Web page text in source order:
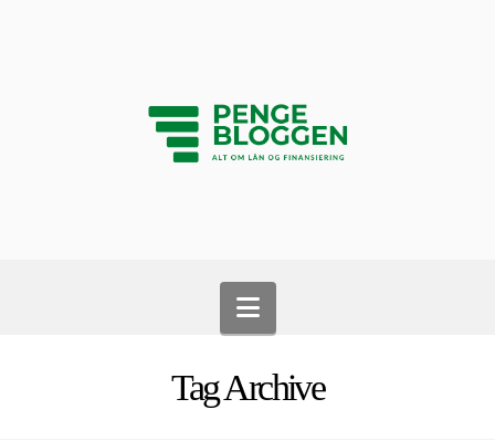
Navigation
Tag Archive